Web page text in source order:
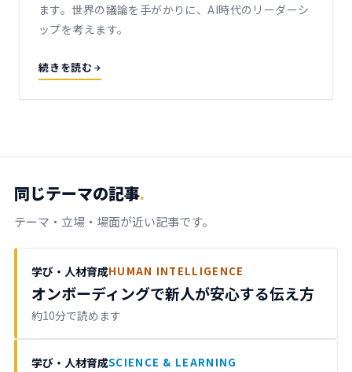
ます。世界の議論を手がかりに、AI時代のリーダーシ
ップを考えます。
続きを読む
同じテーマの記事.
テーマ・立場・場面が近い記事です。
学び・人材育成HUMAN INTELLIGENCE
オンボーディングで新人が安心する伝え方
約10分で読めます
学び・人材育成SCIENCE & LEARNING